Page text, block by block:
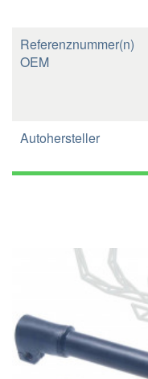
Referenznummer(n)
OEM
Autohersteller